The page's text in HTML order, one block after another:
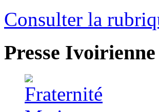
Consulter la
Presse Ivoirienne